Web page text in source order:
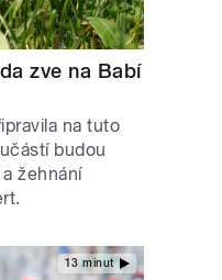
zve na Babí
na tuto
budou
žehnání
13 minut